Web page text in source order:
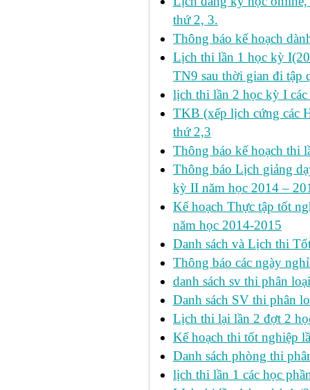
thứ 2, 3.
Thông báo kế hoạch
Lịch thi lần 1 học kỳ
TN9 sau thời gian đi tập
lịch thi lần 2 học kỳ I
TKB (xếp lịch cứng các
thứ 2,3
Thông báo kế hoạch thi
Thông báo Lịch giảng
kỳ II năm học 2014 –
Kế hoạch Thực tập tốt
năm học 2014-2015
Danh sách và Lịch thi
Thông báo các ngày
danh sách sv thi phân
Danh sách SV thi phân
Lịch thi lại lần 2 đợt 2
Kế hoạch thi tốt nghiệp
Danh sách phòng thi
lịch thi lần 1 các học